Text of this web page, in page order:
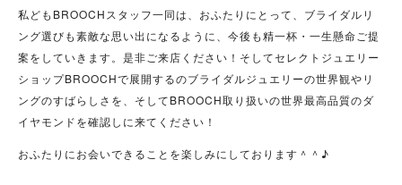
私どもBROOCHスタッフ一同は、おふたりにとって、ブライダルリ
ング選びも素敵な思い出になるように、今後も精一杯・一生懸命ご提
案をしていきます。是非ご来店ください！そしてセレクトジュエリー
ショップBROOCHで展開するのブライダルジュエリーの世界観やリ
ングのすばらしさを、そしてBROOCH取り扱いの世界最高品質のダ
イヤモンドを確認しに来てください！
おふたりにお会いできることを楽しみにしております＾＾♪